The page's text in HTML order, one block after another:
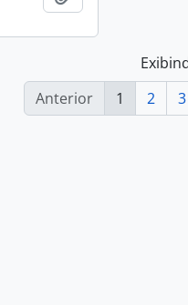
Anterior
1 2 3